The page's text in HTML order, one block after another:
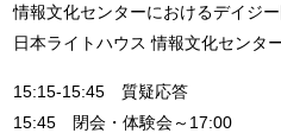
情報文化センターにおけるデイジ
日本ライトハウス 情報文化センタ
15:15-15:45 質疑応答
15:45 閉会・体験会～17:00